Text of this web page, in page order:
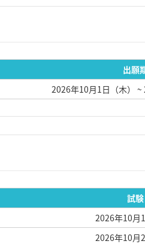
出願
2026年10月1日（木） ~
試験
2026年10月
2026年10月